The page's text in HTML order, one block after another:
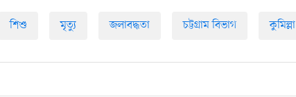
শিশু মৃত্যু জলাবদ্ধতা চট্টগ্রাম বিভাগ কুমিল্লা